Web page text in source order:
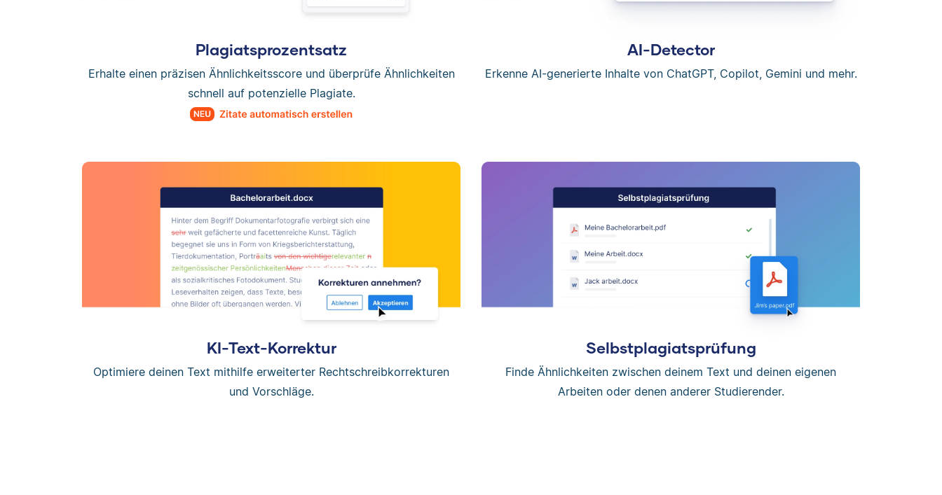
Plagiatsprozentsatz
Erhalte einen präzisen Ähnlichkeitsscore und überprüfe Ähnlichkeiten
schnell auf potenzielle Plagiate.
AI-Detector
Erkenne AI-generierte Inhalte von ChatGPT, Copilot, Gemini und mehr.
KI-Text-Korrektur
Optimiere deinen Text mithilfe erweiterter Rechtschreibkorrekturen
und Vorschläge.
Selbstplagiatsprüfung
Finde Ähnlichkeiten zwischen deinem Text und deinen eigenen
Arbeiten oder denen anderer Studierender.